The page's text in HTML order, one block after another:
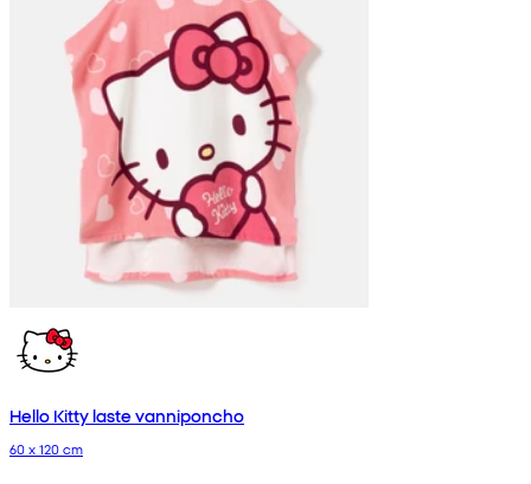
Hello Kitty laste vanniponcho
60 x 120 cm